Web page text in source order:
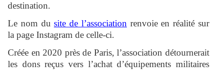
destination.
Le nom dusite de l’association renvoie en réalité sur
la page Instagram de celle-ci.
Créée en 2020 près de Paris, l’association détournerait
les dons reçus vers l’achat d’équipements militaires